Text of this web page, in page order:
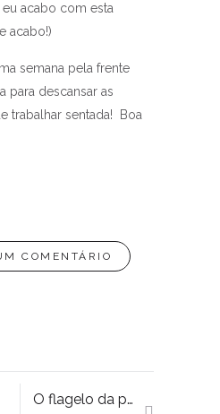
acabo com esta
acabo!)
semana pela frente
para descansar as
trabalhar sentada! Boa
COMENTÁRIO
O flagelo da páscoa